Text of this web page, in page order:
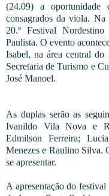
(24.09) a oportunidade
consagrados da viola.
20.º Festival
Paulista. O evento
Isabel, na área central
Secretaria de Turismo e
José Manoel.
As duplas serão as
Ivanildo Vila Nova e
Edmilson Ferreira;
Menezes e Raulino Silva.
se apresentar.
A apresentação do